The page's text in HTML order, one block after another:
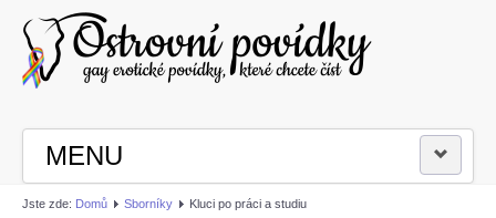
MENU
PŘIHLÁSIT SE
Jste zde: Domů Sborníky Kluci po práci a studiu